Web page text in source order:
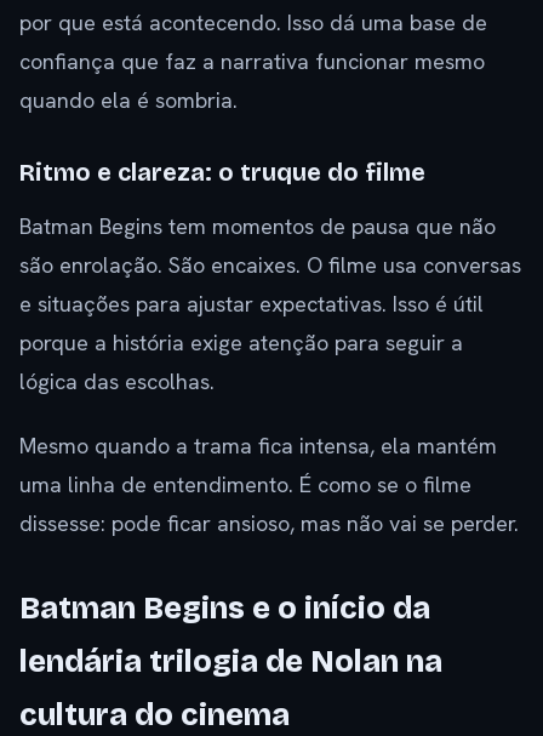
por que está acontecendo. Isso dá uma base de
confiança que faz a narrativa funcionar mesmo
quando ela é sombria.
Ritmo e clareza: o truque do filme
Batman Begins tem momentos de pausa que não
são enrolação. São encaixes. O filme usa conversas
e situações para ajustar expectativas. Isso é útil
porque a história exige atenção para seguir a
lógica das escolhas.
Mesmo quando a trama fica intensa, ela mantém
uma linha de entendimento. É como se o filme
dissesse: pode ficar ansioso, mas não vai se perder.
Batman Begins e o início da
lendária trilogia de Nolan na
cultura do cinema